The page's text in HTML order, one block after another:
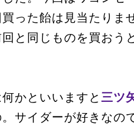
った飴は見当たりま
回と同じものを買おう
かといいますと 三ツ
。サイダーが好きなの